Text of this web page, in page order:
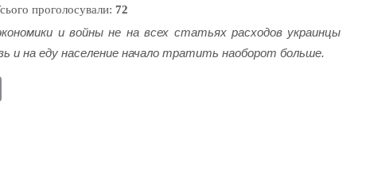
проголосували:72
и войны не на всех статьях расходов украинцы
и на еду население начало тратить наоборот больше.